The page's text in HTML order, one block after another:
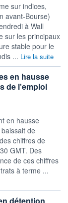
sur indices,
avant-Bourse)
à Wall
sur les principaux
stable pour le
... Lire la suite
en hausse
de l'emploi
en hausse
de
chiffres de
GMT. Des
de ces chiffres
à terme ...